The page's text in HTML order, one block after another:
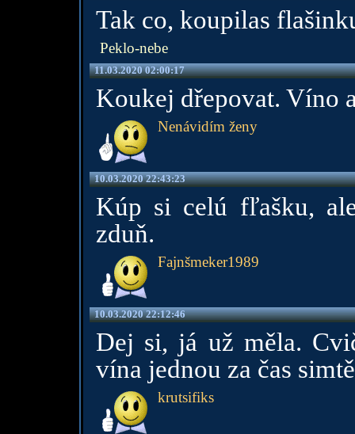
Tak co, koupilas
Peklo-nebe
11.03.2020 02:00:17
Koukej dřepovat. Víno
Nenávidím ženy
10.03.2020 22:43:23
Kúp si celú fľašku,
zduň.
Fajnšmeker1989
10.03.2020 22:12:46
Dej si, já už měla.
vína jednou za čas
krutsifiks